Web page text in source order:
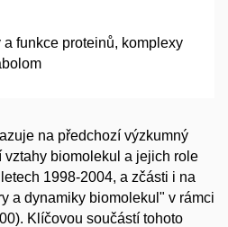
a funkce proteinů, komplexy
na předchozí výzkumný
vztahy biomolekul a jejich role
1998-2004, a zčásti i na
a dynamiky biomolekul" v rámci
Klíčovou součástí tohoto